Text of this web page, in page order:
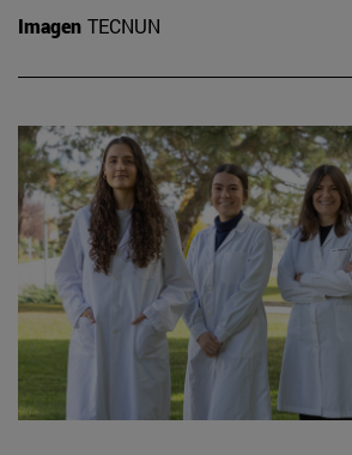
Imagen TECNUN